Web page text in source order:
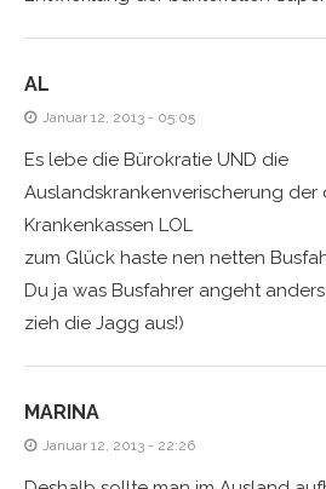
AL
Januar 12, 2013 - 05:05
Es lebe die Bürokratie UND die
Auslandskrankenverischerung der
Krankenkassen LOL
zum Glück haste nen netten
Du ja was Busfahrer angeht
zieh die Jagg aus!)
MARINA
Januar 12, 2013 - 22:26